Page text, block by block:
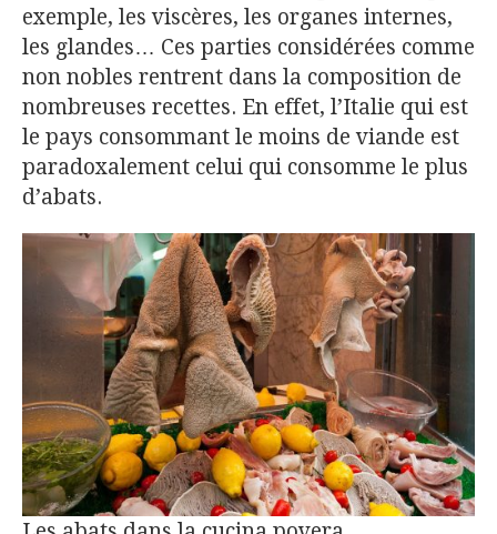
exemple, les viscères, les organes internes,
les glandes… Ces parties considérées comme
non nobles rentrent dans la composition de
nombreuses recettes. En effet, l’Italie qui est
le pays consommant le moins de viande est
paradoxalement celui qui consomme le plus
d’abats.